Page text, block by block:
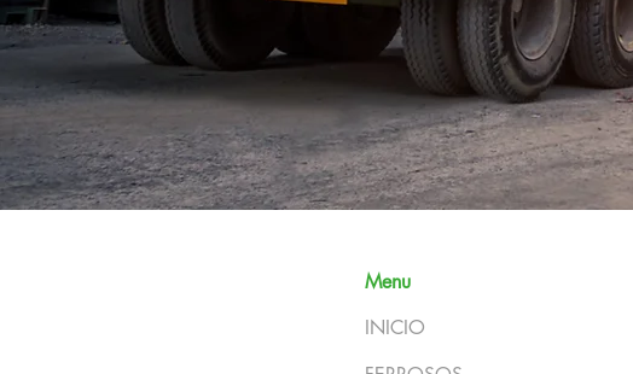
INICIO
Menu